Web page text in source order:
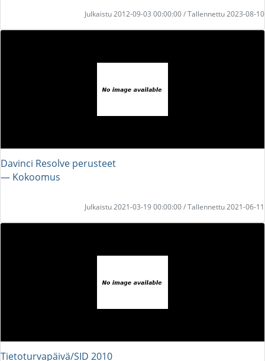
Julkaistu 2012-09-03 00:00:00 / Tallennettu 2023-08-10
Davinci Resolve perusteet
― Kokoomus
Julkaistu 2021-03-19 00:00:00 / Tallennettu 2021-06-11
Tietoturvapäivä/SID 2010